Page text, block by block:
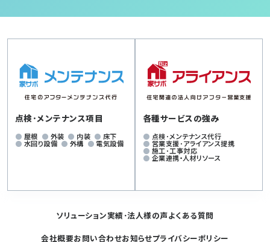
点検･メンテナンス項目
屋根 外装 内装 床下
水回り設備 外構 電気設備
各種サービスの強み
点検･メンテナンス代行
営業支援･アライアンス提携
施工･工事対応
企業連携・人材リソース
ソリューション実績･法人様の声よくある質問
会社概要お問い合わせお知らせプライバシーポリシー